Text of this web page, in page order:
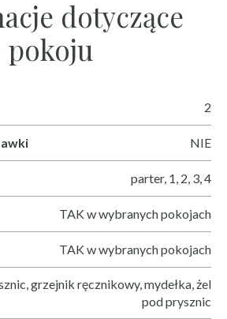
dotyczące
pokoju
2
NIE
parter, 1, 2, 3, 4
TAK w wybranych pokojach
TAK w wybranych pokojach
grzejnik ręcznikowy, mydełka, żel
pod prysznic